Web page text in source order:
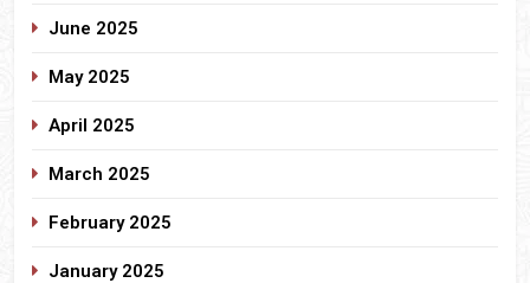
June 2025
May 2025
April 2025
March 2025
February 2025
January 2025